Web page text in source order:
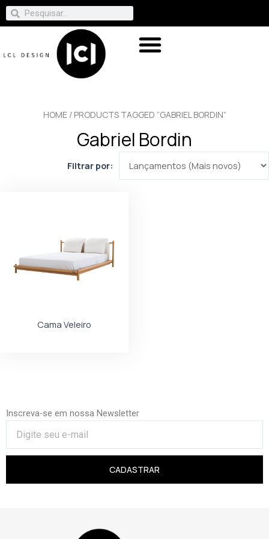
HOME/ PRODUCTS TAGGED “GABRIEL BORDIN”
Gabriel Bordin
Filtrar por:
Cama Veleiro
Inscreva-se em nossa Newsletter
CADASTRAR